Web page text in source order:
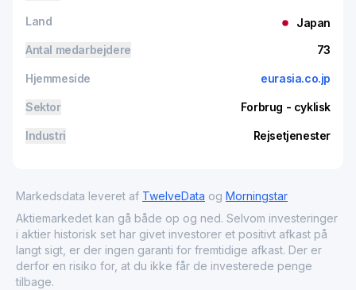
Land
Japan
Antal medarbejdere
73
Hjemmeside eurasia.co.jp
Sektor Forbrug - cyklisk
Industri Rejsetjenester
Markedsdata leveret af TwelveData og Morningstar
Aktiemarkedet kan gå både op og ned. Selvom investeringer
i aktier historisk set har givet investorer et positivt afkast på
langt sigt, er der ingen garanti for fremtidige afkast. Der er
derfor en risiko for, at du ikke får de investerede penge
tilbage.